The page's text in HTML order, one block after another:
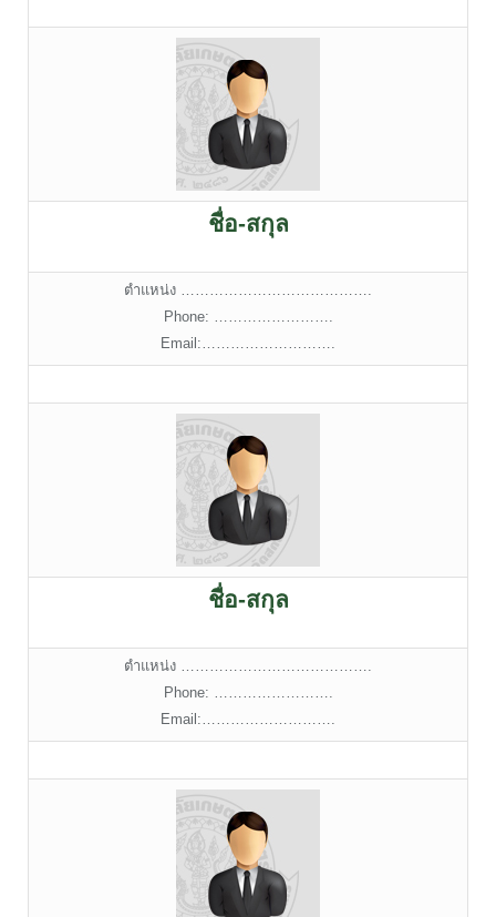
ชื่อ-สกุล
ตำแหน่ง ………………………………….
Phone: …………………….
Email:……………………….
ชื่อ-สกุล
ตำแหน่ง ………………………………….
Phone: …………………….
Email:……………………….